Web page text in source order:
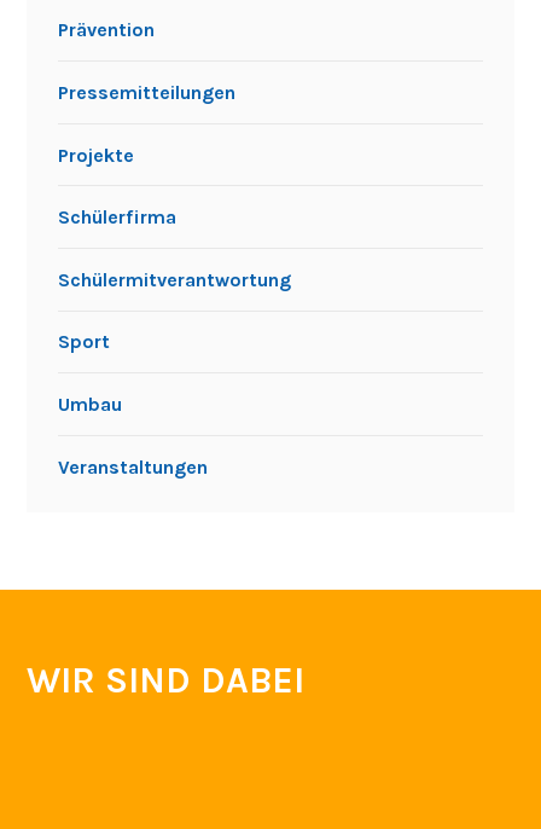
Prävention
Pressemitteilungen
Projekte
Schülerfirma
Schülermitverantwortung
Sport
Umbau
Veranstaltungen
WIR SIND DABEI